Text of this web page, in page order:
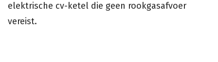
elektrische cv-ketel die geen rookgasafvoer
vereist.